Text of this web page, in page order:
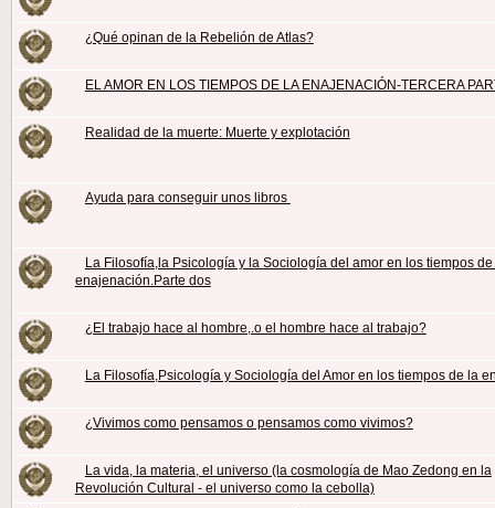
¿Qué opinan de la Rebelión de Atlas?
EL AMOR EN LOS TIEMPOS DE LA ENAJENACIÓN-TERCERA
Realidad de la muerte: Muerte y explotación
Ayuda para conseguir unos libros
La Filosofía,la Psicología y la Sociología del amor en los tiempos de
enajenación.Parte dos
¿El trabajo hace al hombre,.o el hombre hace al trabajo?
La Filosofía,Psicología y Sociología del Amor en los tiempos de la
¿Vivimos como pensamos o pensamos como vivimos?
La vida, la materia, el universo (la cosmología de Mao Zedong en la
Revolución Cultural - el universo como la cebolla)